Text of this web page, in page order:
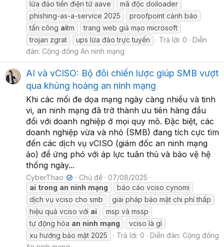
lừa đảo tiền điện tử aave
mã độc doiloader
phishing-as-a-service 2025
proofpoint cảnh báo
tấn công aitm
trang web giả mạo microsoft
trojan zgrat
ups lừa đảo trực tuyến Trả lời: 0
Diễn
đàn: Cộng đồng An ninh mạng
AI và vCISO: Bộ đôi chiến lược giúp SMB vượt
qua khủng hoảng an ninh mạng
Khi các mối đe dọa mạng ngày càng nhiều và tinh
vi, an ninh mạng đã trở thành ưu tiên hàng đầu
đối với doanh nghiệp ở mọi quy mô. Đặc biệt, các
doanh nghiệp vừa và nhỏ (SMB) đang tích cực tìm
đến các dịch vụ vCISO (giám đốc an ninh mạng
ảo) để ứng phó với áp lực tuân thủ và bảo vệ hệ
thống ngày...
CyberThao ✔ Chủ đề
07/08/2025
ai trong an ninh mạng
báo cáo vciso cynomi
dịch vụ vciso cho smb
giải pháp bảo mật chi phí thấp
hiệu quả vciso với ai
msp và mssp
tự động hóa an ninh mạng
vciso là gì
xu hướng bảo mật 2025
Trả lời: 0 Diễn đàn: Cộng đồng